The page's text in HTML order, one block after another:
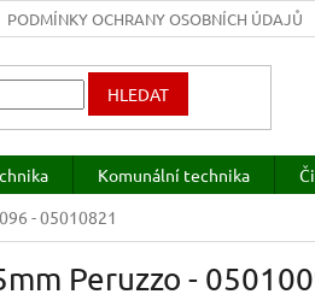
PODMÍNKY OCHRANY OSOBNÍCH ÚDAJŮ
HLEDAT
Komunální technika
- 05010821
Peruzzo -